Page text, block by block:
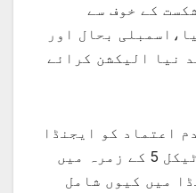
کے خوف سے
بحال اور
نیا الیکشن کرائے
اعتماد کو ایجنڈا
میں شامل کیا ،اگر آرٹیکل 5 کے زمرہ میں
میں کیوں شامل